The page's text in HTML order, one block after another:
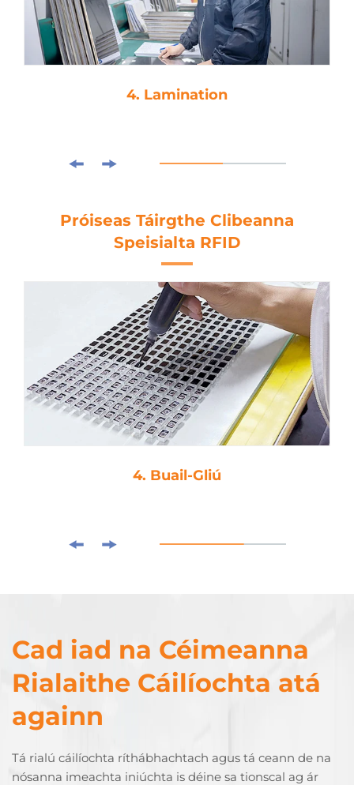
4. Lamination
Próiseas Táirgthe Clibeanna
Speisialta RFID
4. Buail-Gliú
Cad iad na Céimeanna
Rialaithe Cáilíochta atá
againn
Tá rialú cáilíochta ríthábhachtach agus tá ceann de na
nósanna imeachta iniúchta is déine sa tionscal ag ár